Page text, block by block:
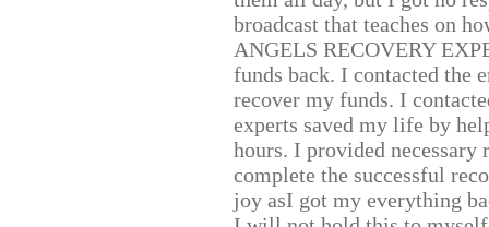
broadcast that teaches on
ANGELS RECOVERY
funds back. I contacted the
recover my funds. I
experts saved my life by
hours. I provided
complete the successful
joy asI got my everything